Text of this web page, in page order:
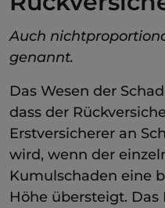
Auch
genannt.
Das Wesen der
dass der
Erstversicherer an
wird, wenn der
Kumulschaden eine
Höhe übersteigt.